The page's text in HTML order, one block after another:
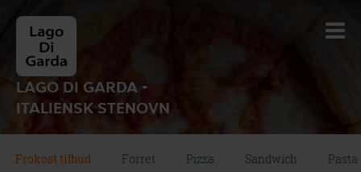
LAGO DI GARDA -
ITALIENSK STENOVN
Frokost tilbud Forret Pizza Sandwich Pasta